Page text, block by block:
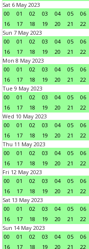
Sat 6 May 2023
00
01 02 03 04 05 06
16
17 18 19 20 21 22
Sun 7 May 2023
00
01 02 03 04 05 06
16
17 18 19 20 21 22
Mon 8 May 2023
00
01 02 03 04 05 06
16
17 18 19 20 21 22
Tue 9 May 2023
00
01 02 03 04 05 06
16
17 18 19 20 21 22
Wed 10 May 2023
00
01 02 03 04 05 06
16
17 18 19 20 21 22
Thu 11 May 2023
00
01 02 03 04 05 06
16
17 18 19 20 21 22
Fri 12 May 2023
00
01 02 03 04 05 06
16
17 18 19 20 21 22
Sat 13 May 2023
00
01 02 03 04 05 06
16
17 18 19 20 21 22
Sun 14 May 2023
00
01 02 03 04 05 06
16
17 18 19 20 21 22